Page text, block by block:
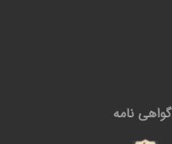
گواهی نامه